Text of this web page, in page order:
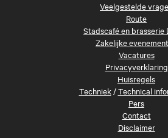
Veelgestelde
Route
Stadscafé en brasserie
Zakelijke
Vacatures
Privacyverklaring
Huisregels
Techniek/Technical
Pers
Contact
Disclaimer